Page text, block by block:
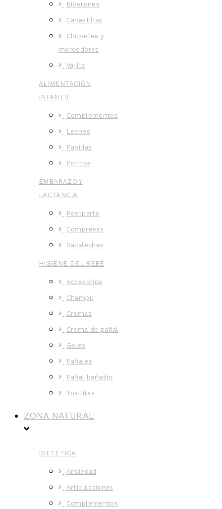
Biberones
Canastillas
Chupetes y
mordedores
Vajilla
ALIMENTACIÓN
INFANTIL
Complementos
Leches
Papillas
Potitos
EMBARAZO Y
LACTANCIA
Postparto
Compresas
Sacaleches
HIGIENE DEL BEBÉ
Accesorios
Champú
Cremas
Crema de pañal
Geles
Pañales
Pañal bañador
Toallitas
ZONA NATURAL
DIETÉTICA
Ansiedad
Articulaciones
Complementos